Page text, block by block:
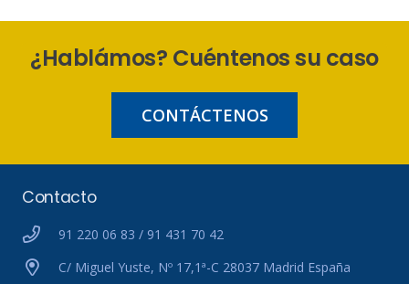
¿Hablámos? Cuéntenos su caso
CONTÁCTENOS
Contacto
91 220 06 83 / 91 431 70 42
C/ Miguel Yuste, Nº 17,1ª-C 28037 Madrid España